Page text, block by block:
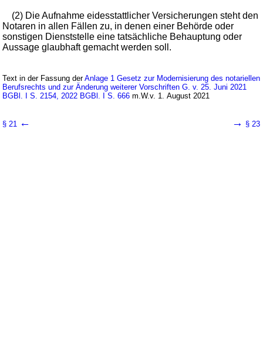
(2) Die Aufnahme eidesstattlicher Versicherungen steht den
Notaren in allen Fällen zu, in denen einer Behörde oder
sonstigen Dienststelle eine tatsächliche Behauptung oder
Aussage glaubhaft gemacht werden soll.
Text in der Fassung derAnlage 1 Gesetz zur Modernisierung des notariellen
Berufsrechts und zur Änderung weiterer Vorschriften G. v. 25. Juni 2021
BGBl. I S. 2154, 2022 BGBl. I S. 666 m.W.v. 1. August 2021
§ 21 ← → § 23